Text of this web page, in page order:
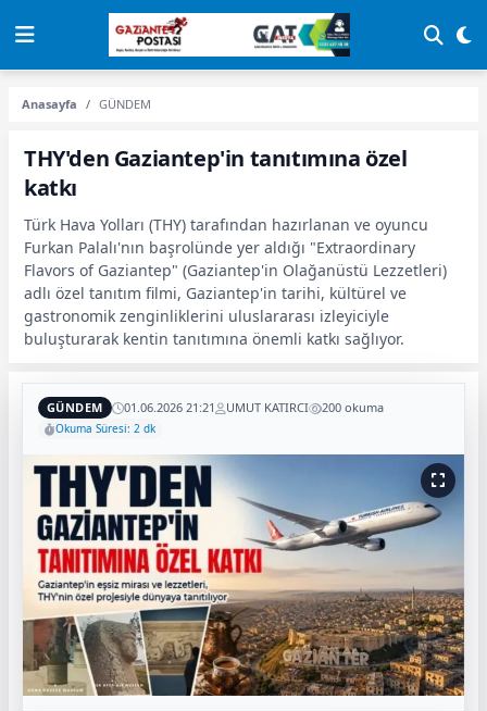
Anasayfa GÜNDEM
THY'den Gaziantep'in tanıtımına özel
katkı
Türk Hava Yolları (THY) tarafından hazırlanan ve oyuncu
Furkan Palalı'nın başrolünde yer aldığı "Extraordinary
Flavors of Gaziantep" (Gaziantep'in Olağanüstü Lezzetleri)
adlı özel tanıtım filmi, Gaziantep'in tarihi, kültürel ve
gastronomik zenginliklerini uluslararası izleyiciyle
buluşturarak kentin tanıtımına önemli katkı sağlıyor.
GÜNDEM 01.06.2026 21:21 UMUT KATIRCI 200 okuma
Okuma Süresi: 2 dk